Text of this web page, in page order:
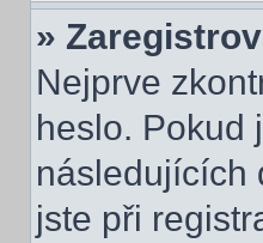
»
Nejprve
heslo. Pokud
následujících
jste při